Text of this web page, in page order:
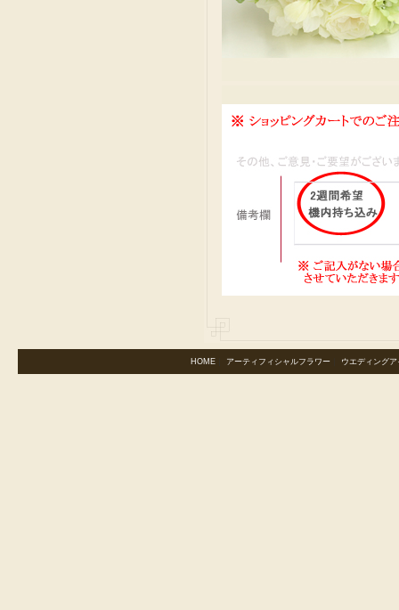
HOME｜ アーティフィシャルフラワー｜ ウエディングア